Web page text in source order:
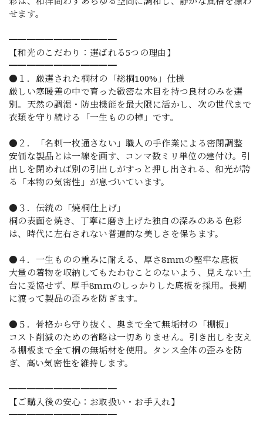
せます。
━━━━━━━━━━━━
【和光のこだわり：選ばれる5つの理由】
━━━━━━━━━━━━
●１．厳選された桐材の「総桐100%」仕様
厳しい寒暖差の中で育った緻密な木目を持つ良材のみを選
別。天然の調湿・防虫機能を最大限に活かし、次の世代まで
衣類を守り続ける「一生ものの棹」です。
●２．「名刺一枚通さない」職人の手作業による密閉調整
安価な製品とは一線を画す、コンマ数ミリ単位の建付け。引
出しを閉めれば別の引出しがすっと押し出される、和光が誇
る「本物の気密性」が息づいています。
●３．伝統の「焼桐仕上げ」
桐の表面を焼き、丁寧に磨き上げた独自の深みのある色彩
は、時代に左右されない普遍的な美しさを保ちます。
●４．一生ものの重みに耐える、厚さ8mmの堅牢な底板
大量の着物を収納してもたわむことのないよう、見えない土
台に妥協せず、厚手8mmのしっかりした底板を採用。長期
に渡って製品の歪みを防ぎます。
●５．骨格から守り抜く、奥まで全て無垢材の「棚板」
コスト削減のための省略は一切ありません。引き出しを支え
る棚板まで全て桐の無垢材を使用。タンス全体の歪みを防
ぎ、高い気密性を維持します。
━━━━━━━━━━━━
【ご購入後の安心：お取扱い・お手入れ】
━━━━━━━━━━━━